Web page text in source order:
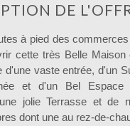
DE
à pied des
cette très Belle
d'une vaste entrée, d'un
et d'un Bel Espace
jolie Terrasse et de
dont une au rez-de-